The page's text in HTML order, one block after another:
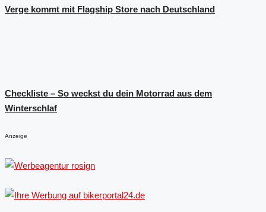
Verge kommt mit Flagship Store nach Deutschland
Checkliste – So weckst du dein Motorrad aus dem
Winterschlaf
Anzeige